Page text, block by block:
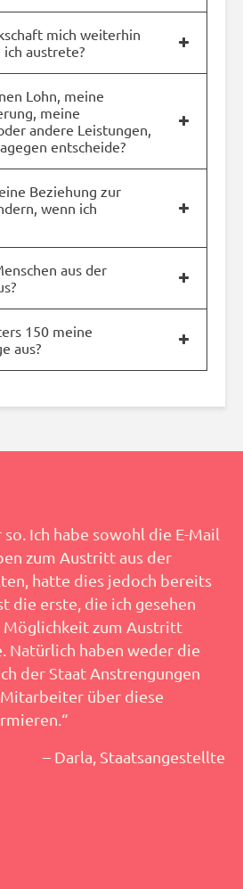
mich weiterhin
austrete?
Lohn, meine
meine
andere Leistungen,
entscheide?
Beziehung zur
wenn ich
aus der
150 meine
aus?
Ich habe sowohl die E-Mail
zum Austritt aus der
hatte dies jedoch bereits
die erste, die ich gesehen
Möglichkeit zum Austritt
Natürlich haben weder die
der Staat Anstrengungen
über diese
– Darla, Staatsangestellte